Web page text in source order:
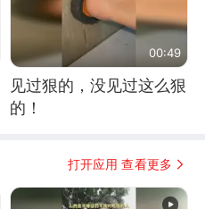
00:49
见过狠的，没见过这么狠
的！
打开应用 查看更多